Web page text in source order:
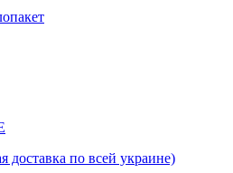
доставка по всей украине)